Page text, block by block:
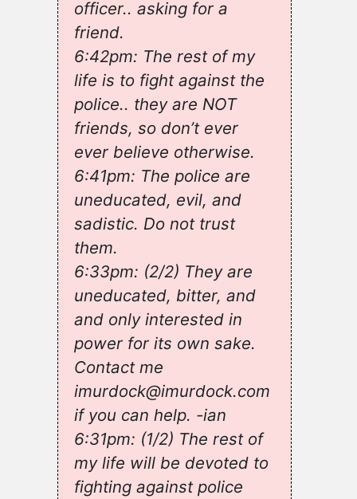
officer.. asking for a
friend.
6:42pm: The rest of my
life is to fight against the
police.. they are NOT
friends, so don’t ever
ever believe otherwise.
6:41pm: The police are
uneducated, evil, and
sadistic. Do not trust
them.
6:33pm: (2/2) They are
uneducated, bitter, and
and only interested in
power for its own sake.
Contact me
imurdock@imurdock.com
if you can help. -ian
6:31pm: (1/2) The rest of
my life will be devoted to
fighting against police